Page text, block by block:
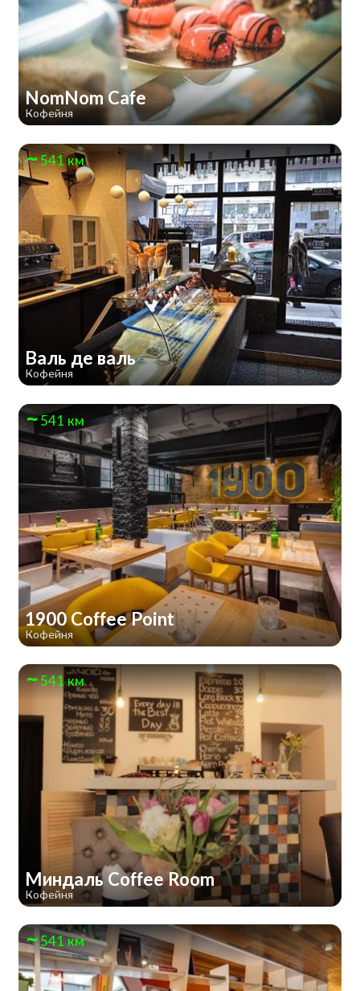
NomNom Cafe
Кофейня
541 км
Валь де валь
Кофейня
541 км
1900 Coffee Point
Кофейня
541 км
Миндаль Coffee Room
Кофейня
541 км